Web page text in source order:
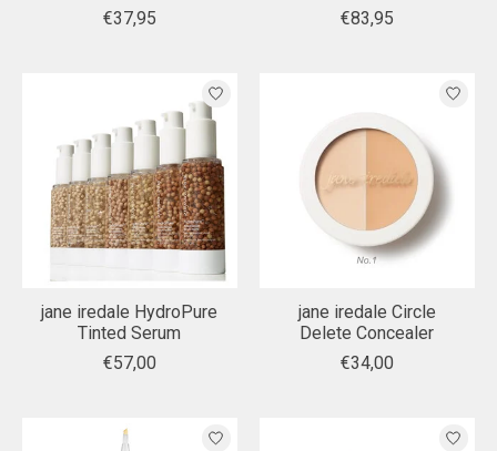
€37,95
€83,95
jane iredale HydroPure
Tinted Serum
€57,00
jane iredale Circle
Delete Concealer
€34,00